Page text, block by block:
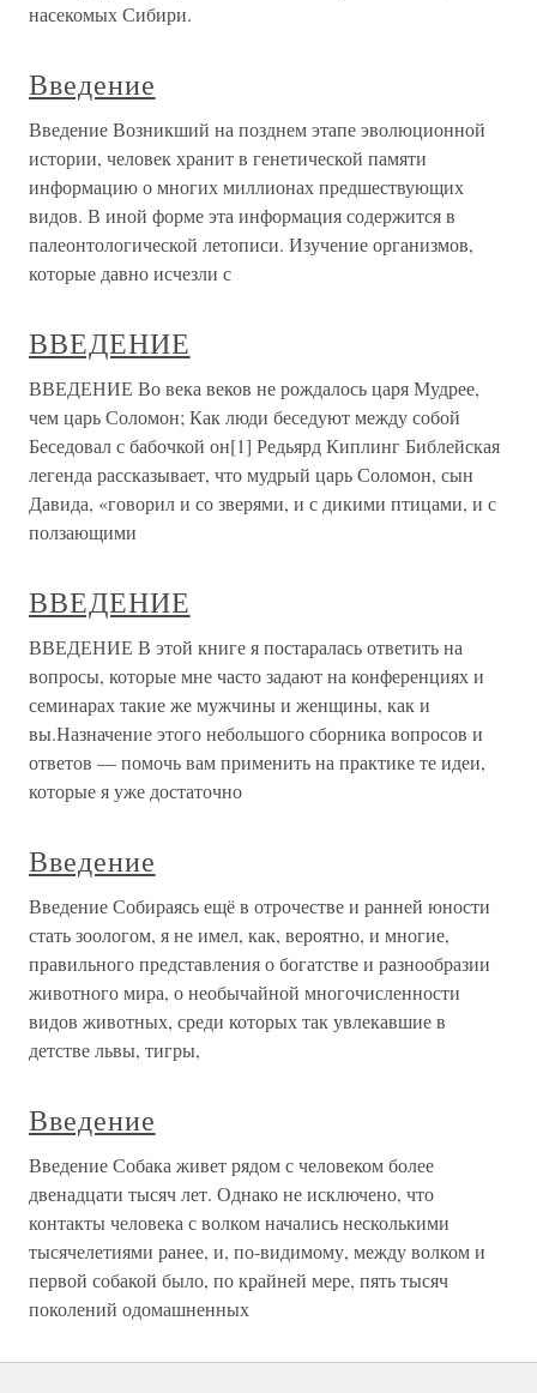
насекомых Сибири.
Введение
Введение Возникший на позднем этапе эволюционной
истории, человек хранит в генетической памяти
информацию о многих миллионах предшествующих
видов. В иной форме эта информация содержится в
палеонтологической летописи. Изучение организмов,
которые давно исчезли с
ВВЕДЕНИЕ
ВВЕДЕНИЕ Во века веков не рождалось царя Мудрее,
чем царь Соломон; Как люди беседуют между собой
Беседовал с бабочкой он[1] Редьярд Киплинг Библейская
легенда рассказывает, что мудрый царь Соломон, сын
Давида, «говорил и со зверями, и с дикими птицами, и с
ползающими
ВВЕДЕНИЕ
ВВЕДЕНИЕ В этой книге я постаралась ответить на
вопросы, которые мне часто задают на конференциях и
семинарах такие же мужчины и женщины, как и
вы.Назначение этого небольшого сборника вопросов и
ответов — помочь вам применить на практике те идеи,
которые я уже достаточно
Введение
Введение Собираясь ещё в отрочестве и ранней юности
стать зоологом, я не имел, как, вероятно, и многие,
правильного представления о богатстве и разнообразии
животного мира, о необычайной многочисленности
видов животных, среди которых так увлекавшие в
детстве львы, тигры,
Введение
Введение Собака живет рядом с человеком более
двенадцати тысяч лет. Однако не исключено, что
контакты человека с волком начались несколькими
тысячелетиями ранее, и, по-видимому, между волком и
первой собакой было, по крайней мере, пять тысяч
поколений одомашненных